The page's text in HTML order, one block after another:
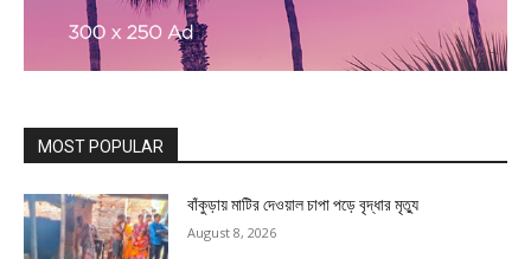
MOST POPULAR
বাঁকুড়ায় মাটির দেওয়াল চাপা পড়ে বৃদ্ধার মৃত্যু
August 8, 2026